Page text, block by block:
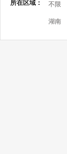
所在区域： 不限
湖南